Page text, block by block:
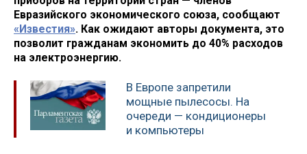
Евразийского экономического союза, сообщают
«Известия». Как ожидают авторы документа, это
позволит гражданам экономить до 40% расходов
на электроэнергию.
В Европе запретили
мощные пылесосы. На
очереди — кондиционеры
и компьютеры